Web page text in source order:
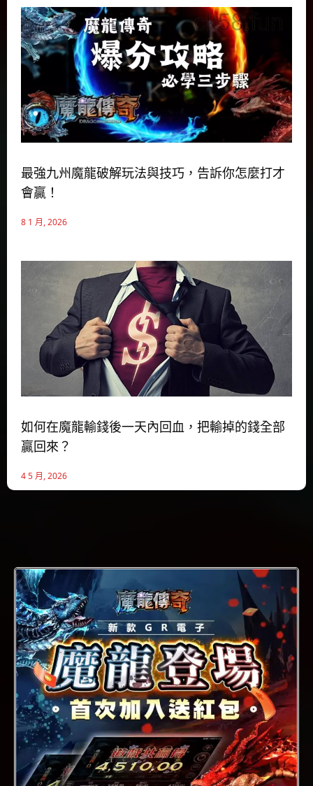
最強九州魔龍破解玩法與技巧，告訴你怎麼打才
會贏！
8 1 月, 2026
如何在魔龍輸錢後一天內回血，把輸掉的錢全部
贏回來？
4 5 月, 2026